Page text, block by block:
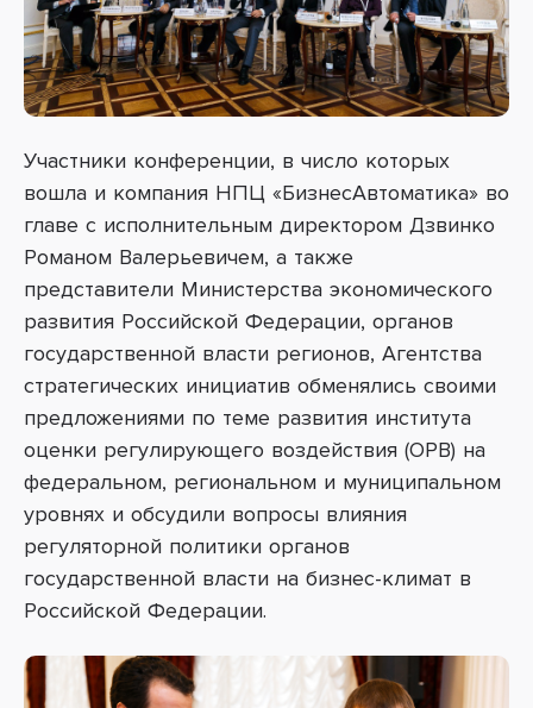
Участники конференции, в число которых
вошла и компания НПЦ «БизнесАвтоматика» во
главе с исполнительным директором Дзвинко
Романом Валерьевичем, а также
представители Министерства экономического
развития Российской Федерации, органов
государственной власти регионов, Агентства
стратегических инициатив обменялись своими
предложениями по теме развития института
оценки регулирующего воздействия (ОРВ) на
федеральном, региональном и муниципальном
уровнях и обсудили вопросы влияния
регуляторной политики органов
государственной власти на бизнес-климат в
Российской Федерации.